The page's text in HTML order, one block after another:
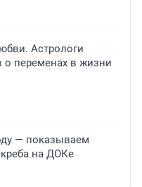
Астрологи
о переменах в жизни
— показываем
на ДОКе